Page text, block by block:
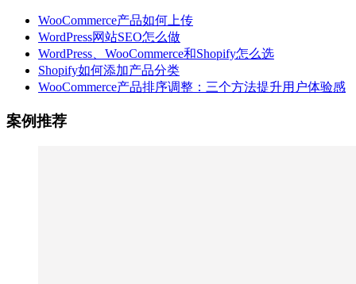
WooCommerce产品如何上传
WordPress网站SEO怎么做
WordPress、WooCommerce和Shopify怎么选
Shopify如何添加产品分类
WooCommerce产品排序调整：三个方法提升用户体验感
案例推荐